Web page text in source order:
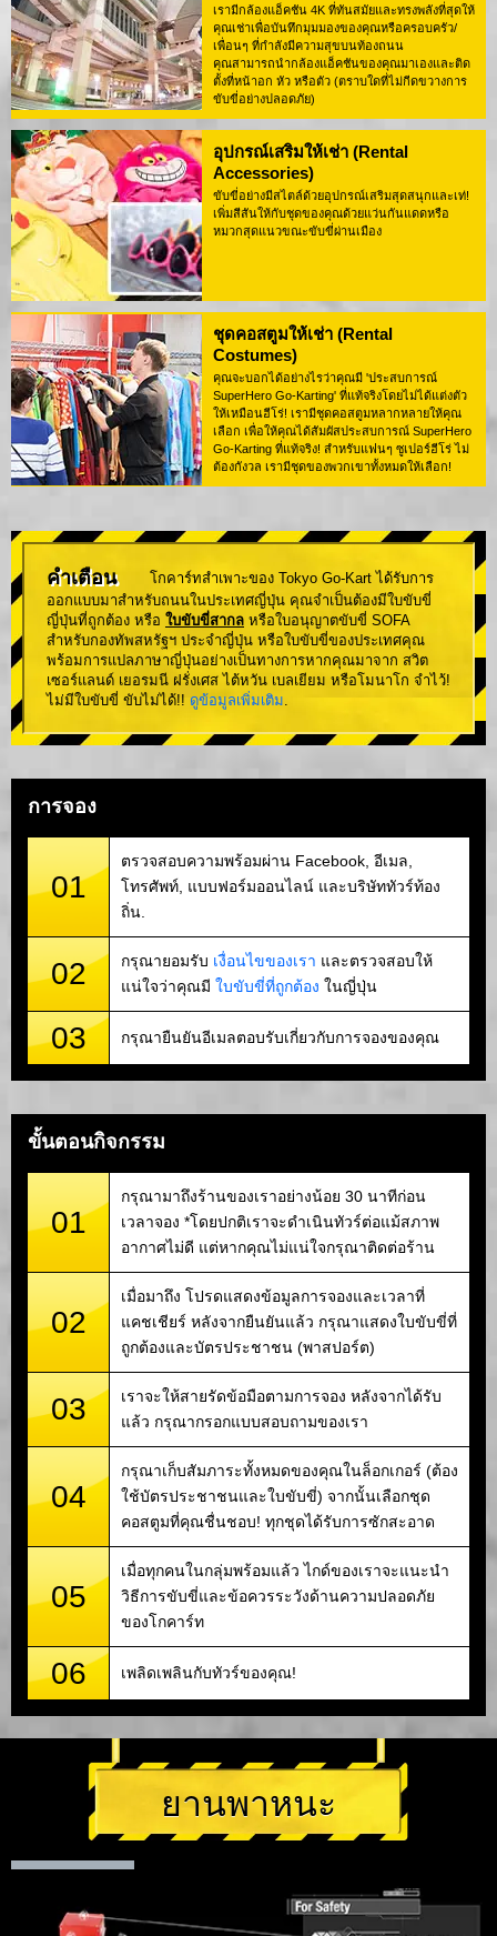
เรามีกล้องแอ็คชัน 4K ที่ทันสมัยและทรงพลังที่สุดให้
คุณเช่าเพื่อบันทึกมุมมองของคุณหรือครอบครัว/
เพื่อนๆ ที่กำลังมีความสุขบนท้องถนน
คุณสามารถนำกล้องแอ็คชันของคุณมาเองและติด
ตั้งที่หน้าอก หัว หรือตัว (ตราบใดที่ไม่กีดขวางการ
ขับขี่อย่างปลอดภัย)
อุปกรณ์เสริมให้เช่า (Rental
Accessories)
ขับขี่อย่างมีสไตล์ด้วยอุปกรณ์เสริมสุดสนุกและเท่!
เพิ่มสีสันให้กับชุดของคุณด้วยแว่นกันแดดหรือ
หมวกสุดแนวขณะขับขี่ผ่านเมือง
ชุดคอสตูมให้เช่า (Rental
Costumes)
คุณจะบอกได้อย่างไรว่าคุณมี 'ประสบการณ์
SuperHero Go-Karting' ที่แท้จริงโดยไม่ได้แต่งตัว
ให้เหมือนฮีโร่! เรามีชุดคอสตูมหลากหลายให้คุณ
เลือก เพื่อให้คุณได้สัมผัสประสบการณ์ SuperHero
Go-Karting ที่แท้จริง! สำหรับแฟนๆ ซูเปอร์ฮีโร่ ไม่
ต้องกังวล เรามีชุดของพวกเขาทั้งหมดให้เลือก!
คำเตือน
โกคาร์ทสำเพาะของ Tokyo Go-Kart ได้รับการ
ออกแบบมาสำหรับถนนในประเทศญี่ปุ่น คุณจำเป็นต้องมีใบขับขี่
ญี่ปุ่นที่ถูกต้อง หรือ ใบขับขี่สากล หรือใบอนุญาตขับขี่ SOFA
สำหรับกองทัพสหรัฐฯ ประจำญี่ปุ่น หรือใบขับขี่ของประเทศคุณ
พร้อมการแปลภาษาญี่ปุ่นอย่างเป็นทางการหากคุณมาจาก สวิต
เซอร์แลนด์ เยอรมนี ฝรั่งเศส ไต้หวัน เบลเยียม หรือโมนาโก จำไว้!
ไม่มีใบขับขี่ ขับไม่ได้!! ดูข้อมูลเพิ่มเติม.
การจอง
01
ตรวจสอบความพร้อมผ่าน Facebook, อีเมล,
โทรศัพท์, แบบฟอร์มออนไลน์ และบริษัททัวร์ท้อง
ถิ่น.
02 กรุณายอมรับ เงื่อนไขของเรา และตรวจสอบให้
แน่ใจว่าคุณมี ใบขับขี่ที่ถูกต้อง ในญี่ปุ่น
03 กรุณายืนยันอีเมลตอบรับเกี่ยวกับการจองของคุณ
ขั้นตอนกิจกรรม
01
กรุณามาถึงร้านของเราอย่างน้อย 30 นาทีก่อน
เวลาจอง *โดยปกติเราจะดำเนินทัวร์ต่อแม้สภาพ
อากาศไม่ดี แต่หากคุณไม่แน่ใจกรุณาติดต่อร้าน
02
เมื่อมาถึง โปรดแสดงข้อมูลการจองและเวลาที่
แคชเชียร์ หลังจากยืนยันแล้ว กรุณาแสดงใบขับขี่ที่
ถูกต้องและบัตรประชาชน (พาสปอร์ต)
03
เราจะให้สายรัดข้อมือตามการจอง หลังจากได้รับ
แล้ว กรุณากรอกแบบสอบถามของเรา
04
กรุณาเก็บสัมภาระทั้งหมดของคุณในล็อกเกอร์ (ต้อง
ใช้บัตรประชาชนและใบขับขี่) จากนั้นเลือกชุด
คอสตูมที่คุณชื่นชอบ! ทุกชุดได้รับการซักสะอาด
05
เมื่อทุกคนในกลุ่มพร้อมแล้ว ไกด์ของเราจะแนะนำ
วิธีการขับขี่และข้อควรระวังด้านความปลอดภัย
ของโกคาร์ท
06 เพลิดเพลินกับทัวร์ของคุณ!
ยานพาหนะ